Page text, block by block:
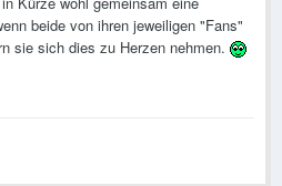
beide von ihren jeweiligen "Fans"
sie sich dies zu Herzen nehmen.